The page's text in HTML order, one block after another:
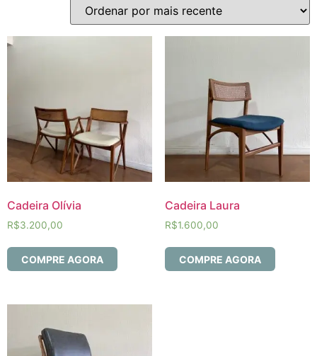
Cadeira Olívia
R$3.200,00
COMPRE AGORA
Cadeira Laura
R$1.600,00
COMPRE AGORA